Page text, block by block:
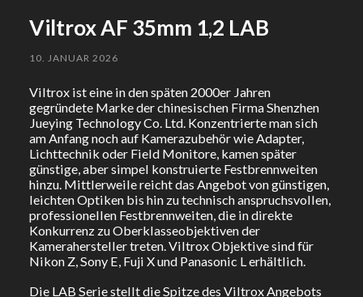
Viltrox AF 35mm 1,2 LAB
10. JANUAR 2026
Viltrox ist eine in den späten 2000er Jahren
gegründete Marke der chinesischen Firma Shenzhen
Jueying Technology Co. Ltd. Konzentrierte man sich
am Anfang noch auf Kamerazubehör wie Adapter,
Lichttechnik oder Field Monitore, kamen später
günstige, aber simpel konstruierte Festbrennweiten
hinzu. Mittlerweile reicht das Angebot von günstigen,
leichten Optiken bis hin zu technisch anspruchsvollen,
professionellen Festbrennweiten, die in direkte
Konkurrenz zu Oberklasseobjektiven der
Kamerahersteller treten. Viltrox Objektive sind für
Nikon Z, Sony E, Fuji X und Panasonic L erhältlich.
Die LAB Serie stellt die Spitze des Viltrox Angebots